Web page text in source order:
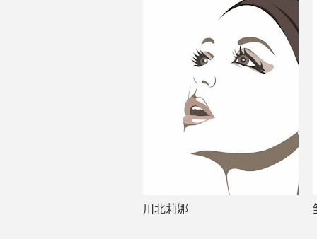
川北莉娜